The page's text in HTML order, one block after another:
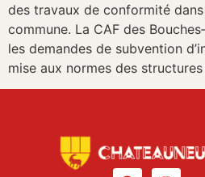
des travaux de conformité
commune. La CAF des
les demandes de subvention
mise aux normes des